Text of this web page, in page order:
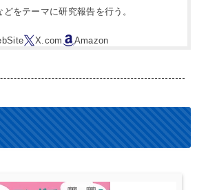
どをテーマに研究報告を行う。